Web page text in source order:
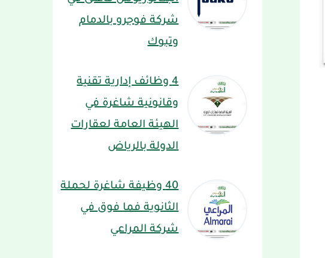
شركة فوجرو بالدمام
وتبوك
4 وظائف إدارية تقنية
وقانونية شاغرة في
الهيئة العامة لعقارات
الدولة بالرياض
40 وظيفة شاغرة لحملة
الثانوية فما فوق في
شركة المراعي